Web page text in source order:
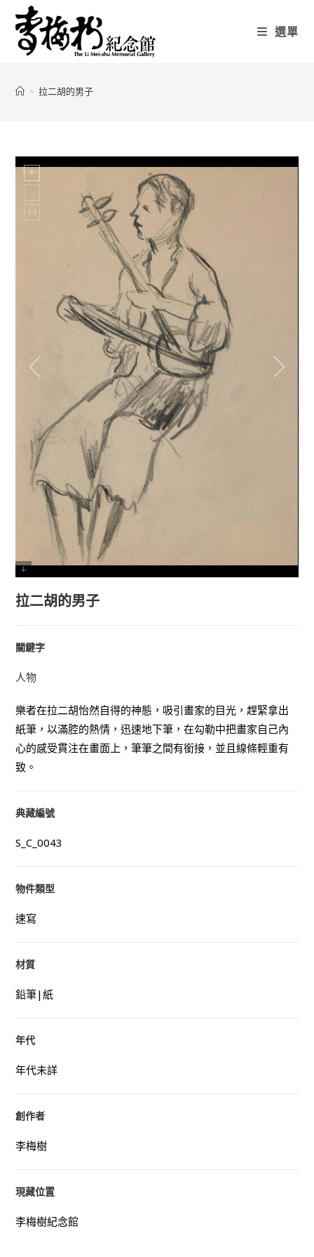
選單
> 拉二胡的男子
拉二胡的男子
關鍵字
人物
樂者在拉二胡怡然自得的神態，吸引畫家的目光，趕緊拿出
紙筆，以滿腔的熱情，迅速地下筆，在勾勒中把畫家自己內
心的感受貫注在畫面上，筆筆之間有銜接，並且線條輕重有
致。
典藏編號
S_C_0043
物件類型
速寫
材質
鉛筆|紙
年代
年代未詳
創作者
李梅樹
現藏位置
李梅樹紀念館